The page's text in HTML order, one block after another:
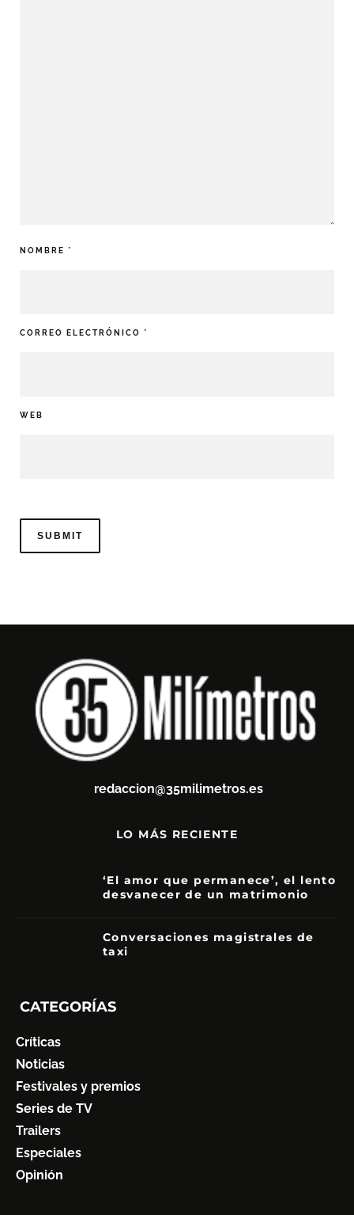
NOMBRE *
CORREO ELECTRÓNICO *
WEB
redaccion@35milimetros.es
LO MÁS RECIENTE
‘El amor que permanece’, el lento
desvanecer de un matrimonio
Conversaciones magistrales de
taxi
CATEGORÍAS
Críticas
Noticias
Festivales y premios
Series de TV
Trailers
Especiales
Opinión